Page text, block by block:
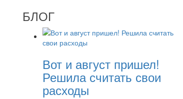
БЛОГ
Вот и август пришел!
Решила считать свои
расходы